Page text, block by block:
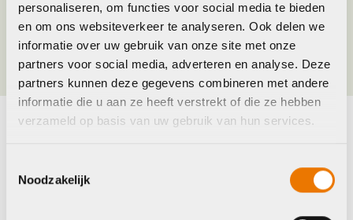
personaliseren, om functies voor social media te bieden
en om ons websiteverkeer te analyseren. Ook delen we
informatie over uw gebruik van onze site met onze
partners voor social media, adverteren en analyse. Deze
partners kunnen deze gegevens combineren met andere
informatie die u aan ze heeft verstrekt of die ze hebben
verzameld op basis van uw gebruik van hun services.
Noodzakelijk
Kleur STANDARD